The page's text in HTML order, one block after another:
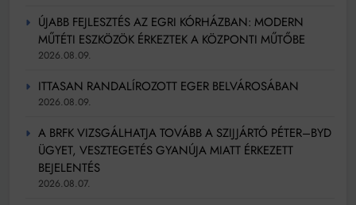
ÚJABB FEJLESZTÉS AZ EGRI KÓRHÁZBAN: MODERN
MŰTÉTI ESZKÖZÖK ÉRKEZTEK A KÖZPONTI MŰTŐBE
2026.08.09.
ITTASAN RANDALÍROZOTT EGER BELVÁROSÁBAN
2026.08.09.
A BRFK VIZSGÁLHATJA TOVÁBB A SZIJJÁRTÓ PÉTER–BYD
ÜGYET, VESZTEGETÉS GYANÚJA MIATT ÉRKEZETT
BEJELENTÉS
2026.08.07.